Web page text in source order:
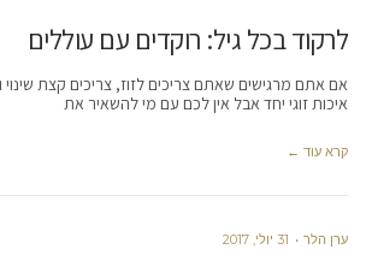
לרקוד בכל גיל: רוקדים עם עוללים
אם אתם מרגישים שאתם צריכים לזוז, צריכים קצת
איכות זוגי יחד אבל אין לכם עם מי להשאיר את
קרא עוד ←
ערן הלר 31 יולי, 2017